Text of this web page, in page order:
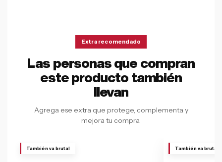
Extra recomendado
Las personas que compran
este producto también
llevan
Agrega ese extra que protege, complementa y
mejora tu compra.
También va brutal También va brutal